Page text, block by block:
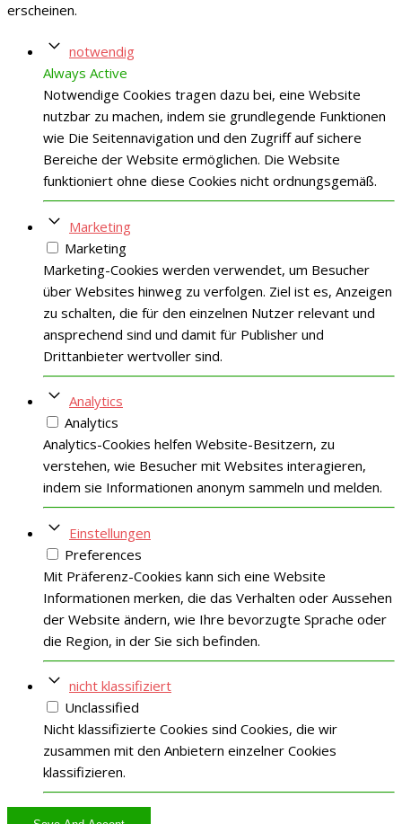
erscheinen.
notwendig
Always Active
Notwendige Cookies tragen dazu bei, eine Website
nutzbar zu machen, indem sie grundlegende Funktionen
wie Die Seitennavigation und den Zugriff auf sichere
Bereiche der Website ermöglichen. Die Website
funktioniert ohne diese Cookies nicht ordnungsgemäß.
Marketing
Marketing
Marketing-Cookies werden verwendet, um Besucher
über Websites hinweg zu verfolgen. Ziel ist es, Anzeigen
zu schalten, die für den einzelnen Nutzer relevant und
ansprechend sind und damit für Publisher und
Drittanbieter wertvoller sind.
Analytics
Analytics
Analytics-Cookies helfen Website-Besitzern, zu
verstehen, wie Besucher mit Websites interagieren,
indem sie Informationen anonym sammeln und melden.
Einstellungen
Preferences
Mit Präferenz-Cookies kann sich eine Website
Informationen merken, die das Verhalten oder Aussehen
der Website ändern, wie Ihre bevorzugte Sprache oder
die Region, in der Sie sich befinden.
nicht klassifiziert
Unclassified
Nicht klassifizierte Cookies sind Cookies, die wir
zusammen mit den Anbietern einzelner Cookies
klassifizieren.